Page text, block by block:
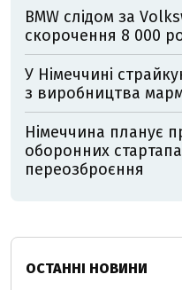
BMW слідом за
скорочення 8 000
У Німеччині
з виробництва
Німеччина планує
оборонних
переозброєння
ОСТАННІ НОВИНИ